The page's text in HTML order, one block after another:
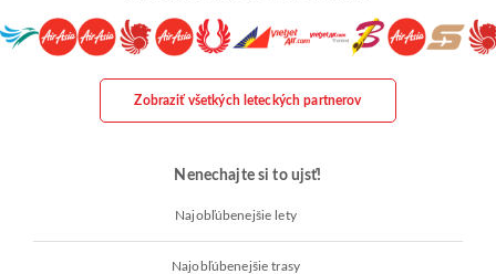
Zobraziť všetkých leteckých partnerov
Nenechajte si to ujsť!
Najobľúbenejšie lety
Najobľúbenejšie trasy